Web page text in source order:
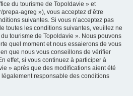
du tourisme de Topoldavie » et
agreg »), vous acceptez d’être
suivantes. Si vous n’acceptez pas
toutes les conditions suivantes, veuillez ne
tourisme de Topoldavie ». Nous pouvons
quel moment et nous essaierons de vous
que nous vous conseillons de vérifier
effet, si vous continuez à participer à
» après que des modifications aient été
légalement responsable des conditions